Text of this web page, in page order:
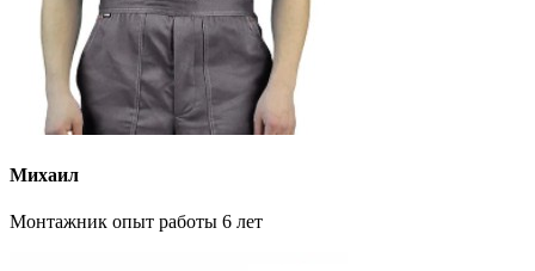
Михаил
Монтажник опыт работы 6 лет